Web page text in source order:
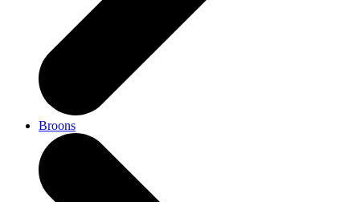
Broons